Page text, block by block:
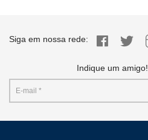
Siga em nossa rede:
Indique um amigo!